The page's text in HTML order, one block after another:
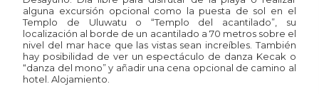
alguna excursión opcional como la puesta de sol en el
Templo de Uluwatu o “Templo del acantilado”, su
localización al borde de un acantilado a 70 metros sobre el
nivel del mar hace que las vistas sean increíbles. También
hay posibilidad de ver un espectáculo de danza Kecak o
“danza del mono” y añadir una cena opcional de camino al
hotel. Alojamiento.